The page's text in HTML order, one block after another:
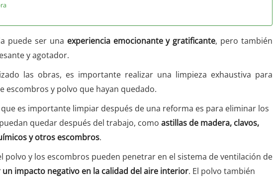
puede ser una experiencia emocionante y gratificante, pero también
y agotador.
las obras, es importante realizar una limpieza exhaustiva para
escombros y polvo que hayan quedado.
es importante limpiar después de una reforma es para eliminar los
quedar después del trabajo, como astillas de madera, clavos,
y otros escombros.
polvo y los escombros pueden penetrar en el sistema de ventilación de
impacto negativo en la calidad del aire interior. El polvo también